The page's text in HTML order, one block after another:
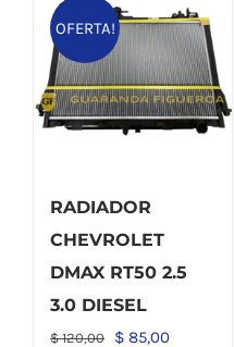
OFERTA!
RADIADOR
CHEVROLET
DMAX RT50 2.5
3.0 DIESEL
$120,00
El
$ 85,00El